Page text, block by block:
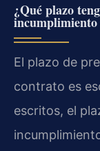
¿Qué plazo
El plazo de
contrato es
escritos, el